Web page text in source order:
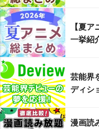
【夏
一挙紹
芸能界
ディシ
漫画読